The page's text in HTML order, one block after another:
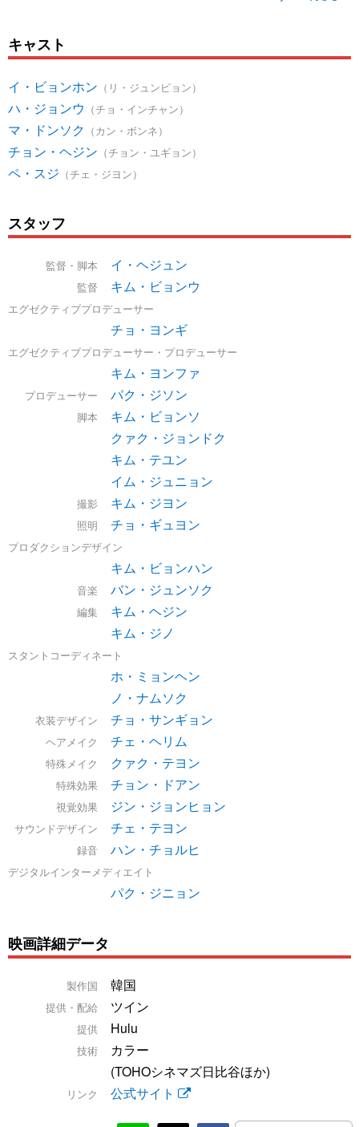
キャスト
イ・ビョンホン （リ・ジュンピョン）
ハ・ジョンウ （チョ・インチャン）
マ・ドンソク （カン・ボンネ）
チョン・ヘジン （チョン・ユギョン）
ペ・スジ （チェ・ジヨン）
スタッフ
監督・脚本 イ・ヘジュン
監督 キム・ビョンウ
エグゼクティブプロデューサー
チョ・ヨンギ
エグゼクティブプロデューサー・プロデューサー
キム・ヨンファ
プロデューサー パク・ジソン
脚本
キム・ビョンソ
クァク・ジョンドク
キム・テユン
イム・ジュニョン
撮影 キム・ジヨン
照明 チョ・ギュヨン
プロダクションデザイン
キム・ビョンハン
音楽 バン・ジュンソク
編集
キム・ヘジン
キム・ジノ
スタントコーディネート
ホ・ミョンヘン
ノ・ナムソク
衣装デザイン チョ・サンギョン
ヘアメイク チェ・ヘリム
特殊メイク クァク・テヨン
特殊効果 チョン・ドアン
視覚効果 ジン・ジョンヒョン
サウンドデザイン チェ・テヨン
録音 ハン・チョルヒ
デジタルインターメディエイト
パク・ジニョン
映画詳細データ
製作国 韓国
提供・配給 ツイン
提供 Hulu
技術
カラー
(TOHOシネマズ日比谷ほか)
リンク 公式サイト